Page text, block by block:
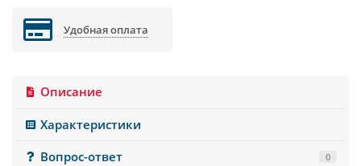
Удобная оплата
Описание
Характеристики
Вопрос-ответ
0